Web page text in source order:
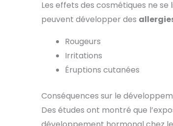
Les effets des cosmétiques ne
peuvent développer des
Rougeurs
Irritations
Éruptions cutanées
Conséquences sur le
Des études ont montré que